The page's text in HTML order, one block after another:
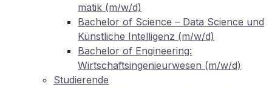
ma­tik (m/w/d)
Ba­che­lor of Sci­ence – Data Sci­ence und
Künst­li­che In­tel­li­genz (m/w/d)
Ba­che­lor of En­gi­nee­ring:
Wirtschaftsingenieurwesen (m/w/d)
Stu­die­ren­de